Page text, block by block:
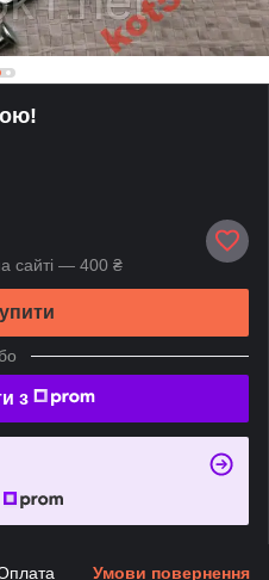
сайті — 400 ₴
з
Умови повернення